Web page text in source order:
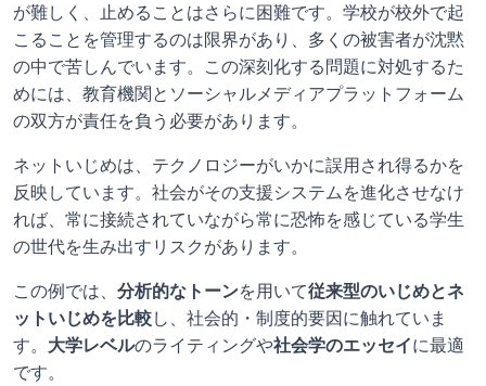
が難しく、止めることはさらに困難です。学校が校外で起
こることを管理するのは限界があり、多くの被害者が沈黙
の中で苦しんでいます。この深刻化する問題に対処するた
めには、教育機関とソーシャルメディアプラットフォーム
の双方が責任を負う必要があります。
ネットいじめは、テクノロジーがいかに誤用され得るかを
反映しています。社会がその支援システムを進化させなけ
れば、常に接続されていながら常に恐怖を感じている学生
の世代を生み出すリスクがあります。
この例では、 分析的なトーンを用いて従来型のいじめとネ
ットいじめを比較し、社会的・制度的要因に触れていま
す。 大学レベルのライティングや社会学のエッセイに最適
です。